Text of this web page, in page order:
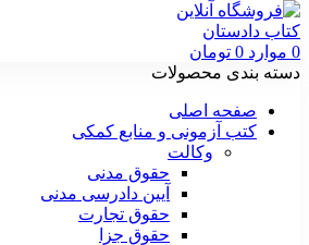
0 موارد 0 تومان
دسته بندی محصولات
صفحه اصلی
کتب آزمونی و منابع کمکی
وکالت
حقوق مدنی
آیین دادرسی مدنی
حقوق تجارت
حقوق جزا